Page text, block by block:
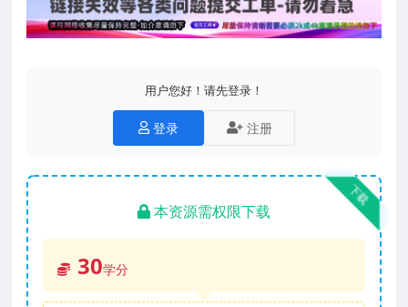
用户您好！请先登录！
登录 注册
下载
本资源需权限下载
30学分